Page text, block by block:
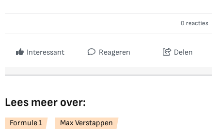
0 reacties
Interessant Reageren Delen
Lees meer over:
Formule 1 Max Verstappen